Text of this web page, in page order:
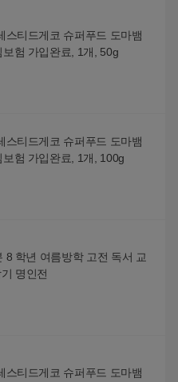
스티드게코 슈퍼푸드 도마뱀
험 가입완료, 1개, 50g
스티드게코 슈퍼푸드 도마뱀
험 가입완료, 1개, 100g
8 학년 여름방학 고전 독서 교
명인전
스티드게코 슈퍼푸드 도마뱀